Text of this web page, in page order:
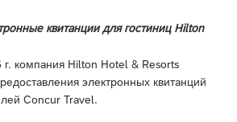
квитанции для гостиниц Hilton
г. компания Hilton Hotel & Resorts
электронных квитанций
Concur Travel.